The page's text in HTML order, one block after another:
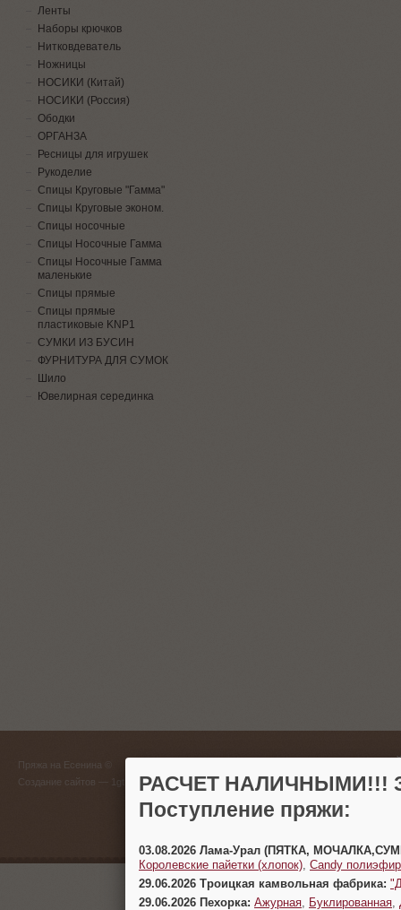
Ленты
Наборы крючков
Нитковдеватель
Ножницы
НОСИКИ (Китай)
НОСИКИ (Россия)
Ободки
ОРГАНЗА
Ресницы для игрушек
Рукоделие
Спицы Круговые "Гамма"
Спицы Круговые эконом.
Спицы носочные
Спицы Носочные Гамма
Спицы Носочные Гамма
маленькие
Спицы прямые
Спицы прямые
пластиковые KNP1
СУМКИ ИЗ БУСИН
ФУРНИТУРА ДЛЯ СУМОК
Шило
Ювелирная серединка
Пряжа на Есенина ©
Создание сайтов
(383)
г.
РАСЧЕТ НАЛИЧНЫМИ!!!
Поступление пряжи:
03.08.2026 Лама-Урал (ПЯТКА,
Королевские пайетки (хлопок) Candy
29.06.2026 Троицкая камвольная фабрика:
29.06.2026 Пехорка: Ажурная Буклированная